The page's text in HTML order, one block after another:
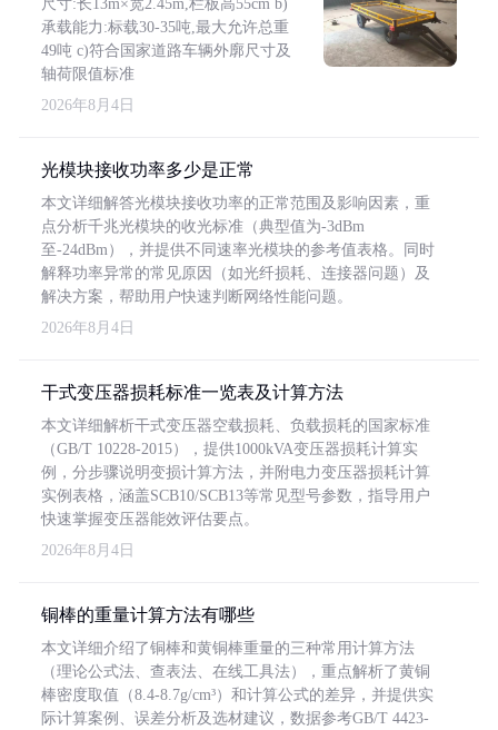
尺寸:长13m×宽2.45m,栏板高55cm b)
承载能力:标载30-35吨,最大允许总重
49吨 c)符合国家道路车辆外廓尺寸及
轴荷限值标准
2026年8月4日
光模块接收功率多少是正常
本文详细解答光模块接收功率的正常范围及影响因素，重
点分析千兆光模块的收光标准（典型值为-3dBm
至-24dBm），并提供不同速率光模块的参考值表格。同时
解释功率异常的常见原因（如光纤损耗、连接器问题）及
解决方案，帮助用户快速判断网络性能问题。
2026年8月4日
干式变压器损耗标准一览表及计算方法
本文详细解析干式变压器空载损耗、负载损耗的国家标准
（GB/T 10228-2015），提供1000kVA变压器损耗计算实
例，分步骤说明变损计算方法，并附电力变压器损耗计算
实例表格，涵盖SCB10/SCB13等常见型号参数，指导用户
快速掌握变压器能效评估要点。
2026年8月4日
铜棒的重量计算方法有哪些
本文详细介绍了铜棒和黄铜棒重量的三种常用计算方法
（理论公式法、查表法、在线工具法），重点解析了黄铜
棒密度取值（8.4-8.7g/cm³）和计算公式的差异，并提供实
际计算案例、误差分析及选材建议，数据参考GB/T 4423-